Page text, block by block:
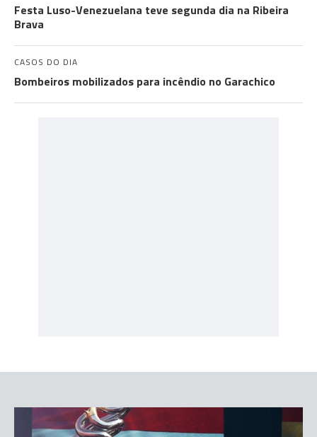
Festa Luso-Venezuelana teve segunda dia na Ribeira
Brava
CASOS DO DIA
Bombeiros mobilizados para incêndio no Garachico